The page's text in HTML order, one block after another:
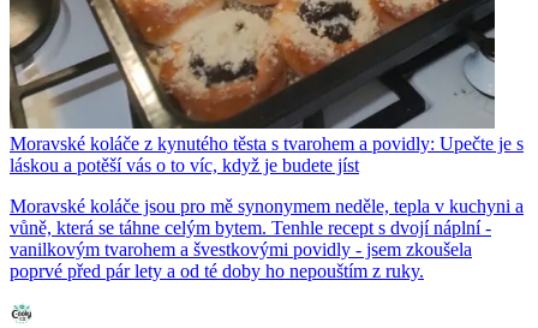
Moravské koláče z kynutého těsta s tvarohem a povidly: Upečte je s
láskou a potěší vás o to víc, když je budete jíst
Moravské koláče jsou pro mě synonymem neděle, tepla v kuchyni a
vůně, která se táhne celým bytem. Tenhle recept s dvojí náplní -
vanilkovým tvarohem a švestkovými povidly - jsem zkoušela
poprvé před pár lety a od té doby ho nepouštím z ruky.